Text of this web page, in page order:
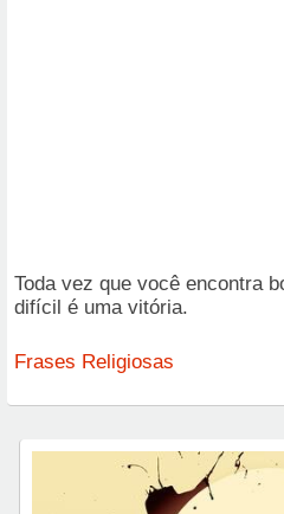
Toda vez que você encontra
difícil é uma vitória.
Frases Religiosas